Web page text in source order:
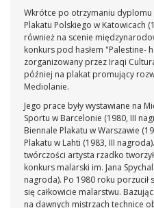
Wkrótce po otrzymaniu dyplomu
Plakatu Polskiego w Katowicach
również na scenie
konkurs pod hasłem "Palestine-
zorganizowany przez Iraqi
później na plakat promujący
Mediolanie.
Jego prace były wystawiane na
Sportu w Barcelonie (1980, III
Biennale Plakatu w Warszawie
Plakatu w Lahti (1983, III
twórczości artysta rzadko
konkurs malarski im. Jana
nagroda). Po 1980 roku porzucił
się całkowicie malarstwu.
na dawnych mistrzach technice